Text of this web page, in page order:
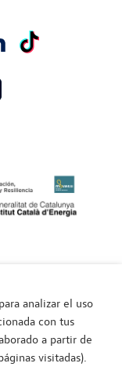
analizar el uso
con tus
a partir de
visitadas).